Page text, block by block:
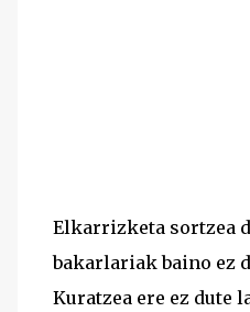
Elkarrizketa sortzea
bakarlariak baino ez
Kuratzea ere ez dute